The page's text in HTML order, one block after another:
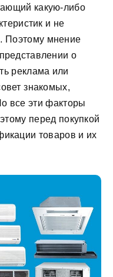
какую-либо
и не
Поэтому мнение
о
реклама или
знакомых,
все эти факторы
перед покупкой
товаров и их